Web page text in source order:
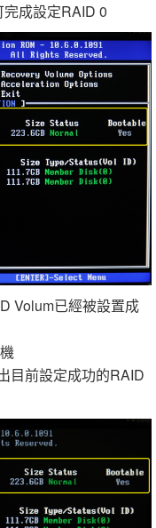
成設定RAID 0
Volum已經被設置成
目前設定成功的RAID